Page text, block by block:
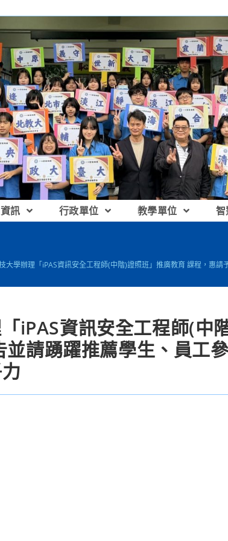
訊 行政單位 教學單位 智
大學辦理「iPAS資訊安全工程師(中階)證照班」推廣教育 課程，惠
iPAS資訊安全工程師(中
請踴躍推薦學生、員工